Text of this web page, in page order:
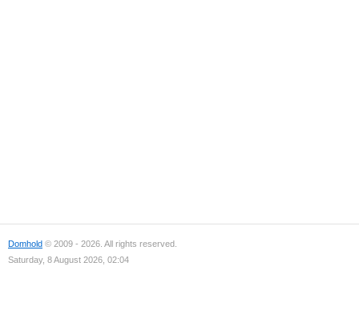
Domhold © 2009 - 2026. All rights reserved.
Saturday, 8 August 2026, 02:04